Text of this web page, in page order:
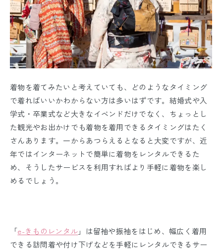
着物を着てみたいと考えていても、どのようなタイミング
で着ればいいかわからない方は多いはずです。結婚式や入
学式・卒業式など大きなイベンドだけでなく、ちょっとし
た観光やお出かけでも着物を着用できるタイミングはたく
さんあります。一からあつらえるとなると大変ですが、近
年ではインターネットで簡単に着物をレンタルできるた
め、そうしたサービスを利用すればより手軽に着物を楽し
めるでしょう。
「e-きものレンタル」は留袖や振袖をはじめ、幅広く着用
できる訪問着や付け下げなどを手軽にレンタルできるサー